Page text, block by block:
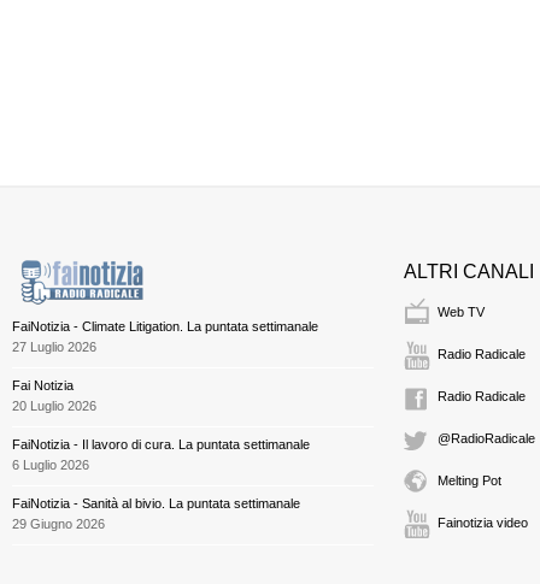
FaiNotizia - Climate Litigation. La puntata settimanale
27 Luglio 2026
Fai Notizia
20 Luglio 2026
FaiNotizia - Il lavoro di cura. La puntata settimanale
6 Luglio 2026
FaiNotizia - Sanità al bivio. La puntata settimanale
29 Giugno 2026
ALTRI CANALI
Web TV
Radio Radicale
Radio Radicale
@RadioRadicale
Melting Pot
Fainotizia video